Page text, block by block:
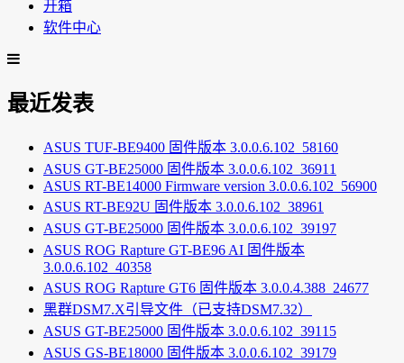
开箱
软件中心
最近发表
ASUS TUF-BE9400 固件版本 3.0.0.6.102_58160
ASUS GT-BE25000 固件版本 3.0.0.6.102_36911
ASUS RT-BE14000 Firmware version 3.0.0.6.102_56900
ASUS RT-BE92U 固件版本 3.0.0.6.102_38961
ASUS GT-BE25000 固件版本 3.0.0.6.102_39197
ASUS ROG Rapture GT-BE96 AI 固件版本
3.0.0.6.102_40358
ASUS ROG Rapture GT6 固件版本 3.0.0.4.388_24677
黑群DSM7.X引导文件（已支持DSM7.32）
ASUS GT-BE25000 固件版本 3.0.0.6.102_39115
ASUS GS-BE18000 固件版本 3.0.0.6.102_39179